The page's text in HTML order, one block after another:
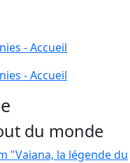
- Accueil
- Accueil
du monde
"Vaiana, la légende du